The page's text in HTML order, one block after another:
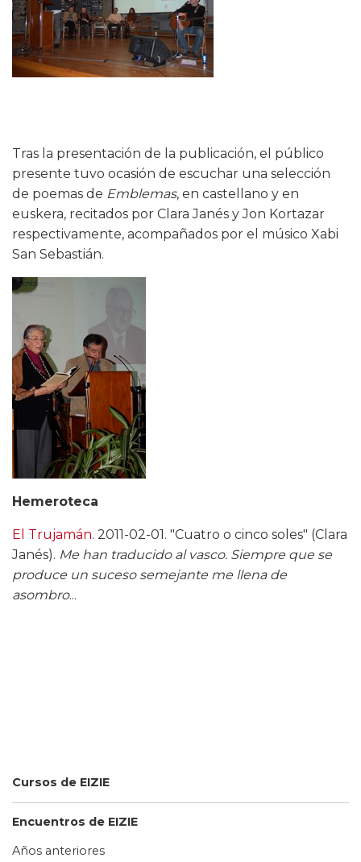
Cursos de EIZIE
Encuentros de EIZIE
Años anteriores
Tras la presentación de la publicación, el público
presente tuvo ocasión de escuchar una selección
de poemas de Emblemas, en castellano y en
euskera, recitados por Clara Janés y Jon Kortazar
respectivamente, acompañados por el músico Xabi
San Sebastián.
Hemeroteca
El Trujamán. 2011-02-01. "Cuatro o cinco soles" (Clara
Janés). Me han traducido al vasco. Siempre que se
produce un suceso semejante me llena de
asombro...